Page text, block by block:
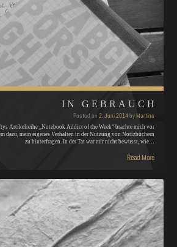
IN GEBRAUCH
Posted on 2. Juni 2014byMartine
Artikelreihe „Notebook Addict of the Week“ brachte mich vor
dazu, mein eigenes Verhalten in der Nutzung von Notizbüchern
zu hinterfragen. In der Tat war mir nicht bewusst, wie…
Read More